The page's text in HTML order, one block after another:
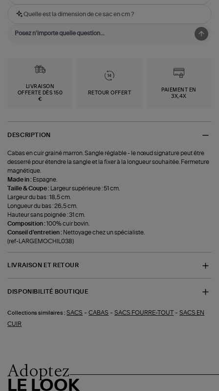
Quelle est la dimension de ce sac en cm ?
LIVRAISON
OFFERTE DÈS 150
€
RETOUR OFFERT
PAIEMENT EN
3X,4X
DESCRIPTION
Cabas en cuir grainé marron. Sangle réglable - le nœud signature peut être
desserré pour étendre la sangle et la fixer à la longueur souhaitée. Fermeture
magnétique.
Made in : Espagne.
Taille & Coupe :
Largeur supérieure : 51 cm.
Largeur du bas : 18,5 cm.
Longueur du bas : 26,5 cm.
Hauteur sans poignée : 31 cm.
Composition :100% cuir bovin.
Conseil d'entretien : Nettoyage chez un spécialiste.
(ref-LARGEMOCHIL038)
LIVRAISON ET RETOUR
DISPONIBILITÉ BOUTIQUE
Collections similaires : SACS -CABAS -SACS FOURRE-TOUT -SACS EN
CUIR
Adoptez
LE LOOK